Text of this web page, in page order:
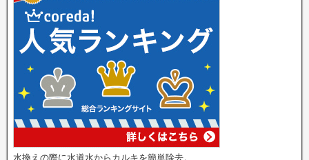
水換えの際に水道水からカルキを簡単除去。